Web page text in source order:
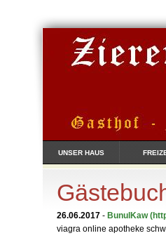
UNSER HAUS
26.06.2017 - BunulKaw
viagra online apotheke